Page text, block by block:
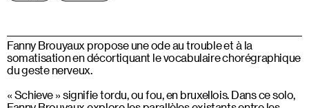
Fanny Brouyaux propose une ode au trouble et à la
somatisation en décortiquant le vocabulaire chorégraphique
du geste nerveux.
« Schieve » signifie tordu, ou fou, en bruxellois. Dans ce solo,